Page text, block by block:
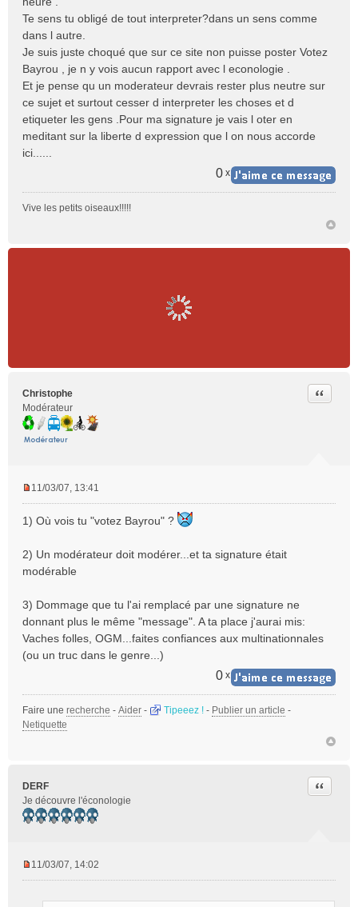
Te sens tu obligé de tout interpreter?dans un sens comme
dans l autre.
Je suis juste choqué que sur ce site non puisse poster Votez
Bayrou , je n y vois aucun rapport avec l econologie .
Et je pense qu un moderateur devrais rester plus neutre sur
ce sujet et surtout cesser d interpreter les choses et d
etiqueter les gens .Pour ma signature je vais l oter en
meditant sur la liberte d expression que l on nous accorde
ici......
0 x
Vive les petits oiseaux!!!!!
Christophe
Modérateur
Citer
s
a
g
n
l
u
11/03/07, 13:41
1) Où vois tu "votez Bayrou" ?
2) Un modérateur doit modérer...et ta signature était
modérable
3) Dommage que tu l'ai remplacé par une signature ne
donnant plus le même "message". A ta place j'aurai mis:
Vaches folles, OGM...faites confiances aux multinationnales
(ou un truc dans le genre...)
0 x
Faire une recherche - Aider - Tipeeez ! - Publier un article -
Netiquette
DERF
Je découvre l'éconologie
Citer
11/03/07, 14:02